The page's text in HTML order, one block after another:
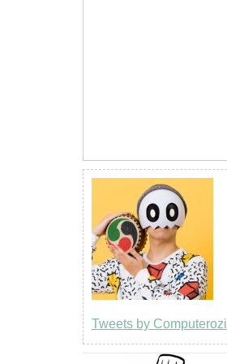
Tweets by Computerozi